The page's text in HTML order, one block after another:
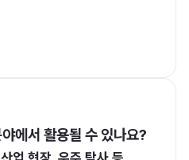
에서 활용될 수 있나요?